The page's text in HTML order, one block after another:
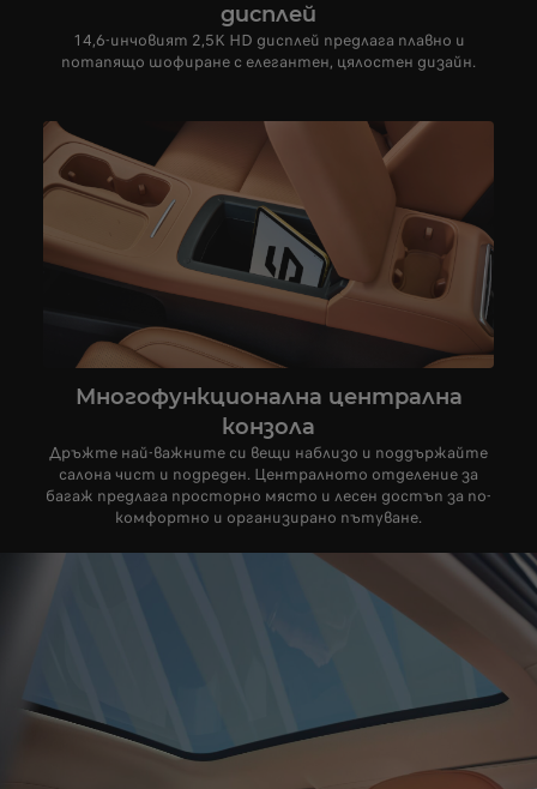
дисплей
14,6-инчовият 2,5K HD дисплей предлага плавно и
потапящо шофиране с елегантен, цялостен дизайн.
Многофункционална централна
конзола
Дръжте най-важните си вещи наблизо и поддържайте
салона чист и подреден. Централното отделение за
багаж предлага просторно място и лесен достъп за по-
комфортно и организирано пътуване.